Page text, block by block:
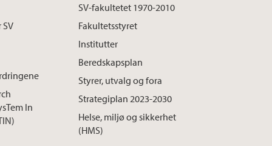
In
SV-fakultetet 1970-2010
Fakultetsstyret
Institutter
Beredskapsplan
Styrer, utvalg og fora
Strategiplan 2023-2030
Helse, miljø og sikkerhet
(HMS)